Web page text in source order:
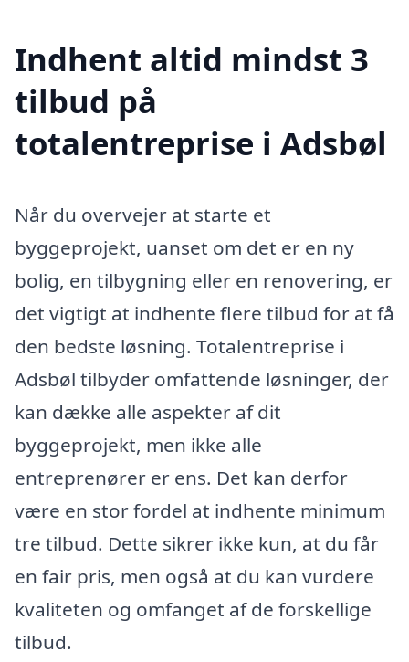
Indhent altid mindst 3
tilbud på
totalentreprise i Adsbøl
Når du overvejer at starte et
byggeprojekt, uanset om det er en ny
bolig, en tilbygning eller en renovering, er
det vigtigt at indhente flere tilbud for at få
den bedste løsning. Totalentreprise i
Adsbøl tilbyder omfattende løsninger, der
kan dække alle aspekter af dit
byggeprojekt, men ikke alle
entreprenører er ens. Det kan derfor
være en stor fordel at indhente minimum
tre tilbud. Dette sikrer ikke kun, at du får
en fair pris, men også at du kan vurdere
kvaliteten og omfanget af de forskellige
tilbud.